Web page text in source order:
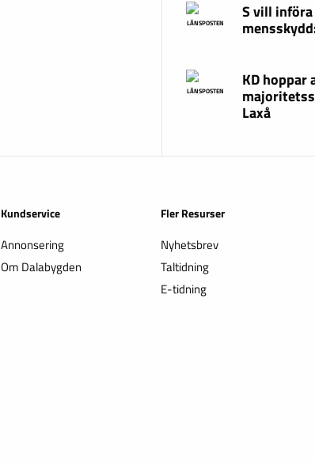
LÄNSPOSTEN
S vill
LÄNSPOSTEN
KD hoppar
Laxå
Kundservice
Annonsering
Om Dalabygden
Fler Resurser
Nyhetsbrev
Taltidning
E-tidning